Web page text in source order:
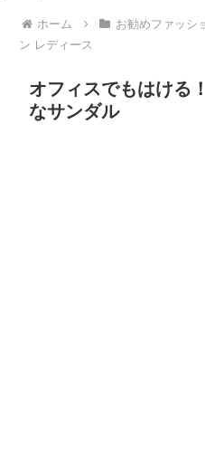
ホーム お勧めファッシ
ン レディース
オフィスでもはけ
なサンダル